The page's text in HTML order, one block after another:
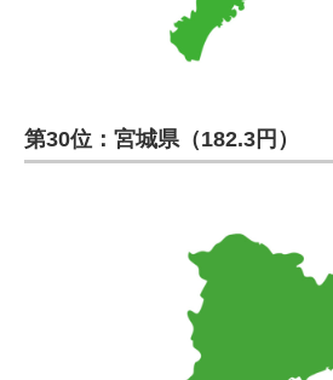
第30位：宮城県（182.3円）